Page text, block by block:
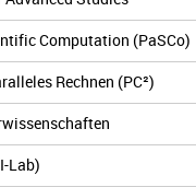
Computation (PaSCo)
Rechnen (PC²)
Lab)